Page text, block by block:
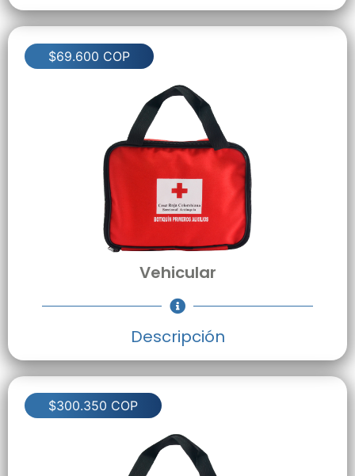
$69.600 COP
Vehicular
Descripción
$300.350 COP